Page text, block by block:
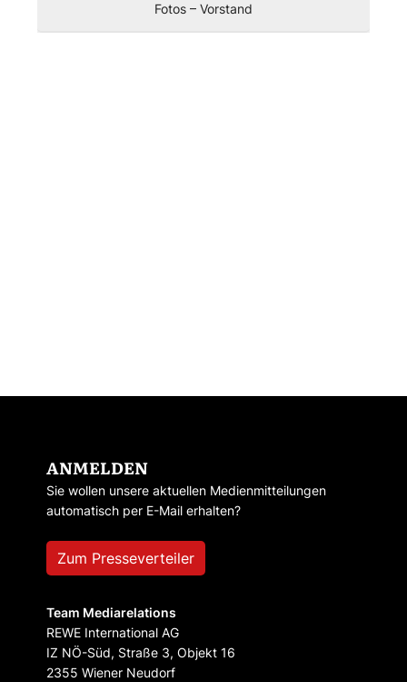
Fotos – Vorstand
ANMELDEN
Sie wollen unsere aktuellen Medienmitteilungen
automatisch per E-Mail erhalten?
Zum Presseverteiler
Team Mediarelations
REWE International AG
IZ NÖ-Süd, Straße 3, Objekt 16
2355 Wiener Neudorf